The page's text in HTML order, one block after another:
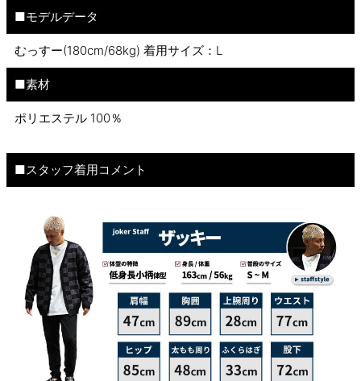
■モデルデータ
むっすー(180cm/68kg) 着用サイズ：L
■素材
ポリエステル 100％
■スタッフ着用コメント